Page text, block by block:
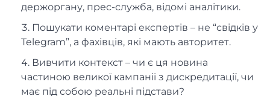
держоргану, прес-служба, відомі аналітики.
Пошукати коментарі експертів – не “свідків у
Telegram”, а фахівців, які мають авторитет.
Вивчити контекст – чи є ця новина
частиною великої кампанії з дискредитації, чи
має під собою реальні підстави?